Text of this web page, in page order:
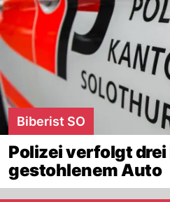
Biberist SO
Polizei verfolgt
gestohlenem Auto